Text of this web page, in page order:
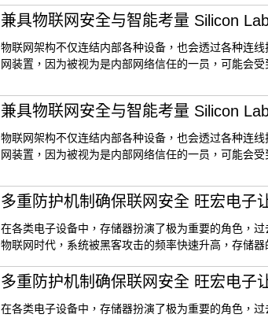
兼具物联网安全与智能考量 Silicon
物联网架构不仅连结内部各种设备，也会透过各种连
网装置，因为被视为是内部网络信任的一员，可能会
兼具物联网安全与智能考量 Silicon
物联网架构不仅连结内部各种设备，也会透过各种连
网装置，因为被视为是内部网络信任的一员，可能会
多重防护机制确保联网安全 旺宏电子
在各类电子设备中，存储器扮演了极为重要的角色，
物联网时代，系统被黑客攻击的频率快速升高，存储
多重防护机制确保联网安全 旺宏电子
在各类电子设备中，存储器扮演了极为重要的角色，